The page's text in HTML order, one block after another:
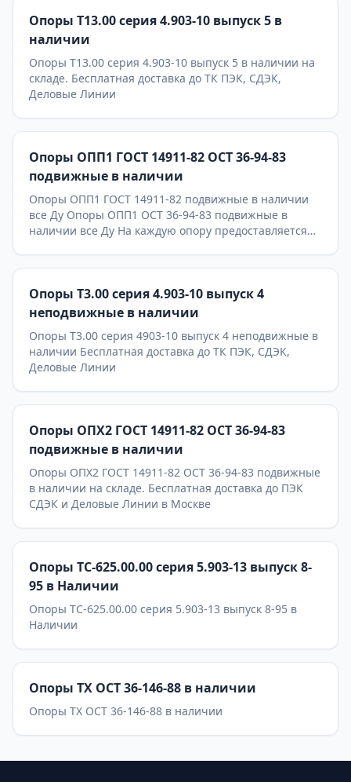
Опоры Т13.00 серия 4.903-10 выпуск 5 в
наличии
Опоры Т13.00 серия 4.903-10 выпуск 5 в наличии на
складе. Бесплатная доставка до ТК ПЭК, СДЭК,
Деловые Линии
Опоры ОПП1 ГОСТ 14911-82 ОСТ 36-94-83
подвижные в наличии
Опоры ОПП1 ГОСТ 14911-82 подвижные в наличии
все Ду Опоры ОПП1 ОСТ 36-94-83 подвижные в
наличии все Ду На каждую опору предоставляется
Линии. Главное конкурентное преимущество
Астронэнерго - в наличии опоры на складе!
Опоры Т3.00 серия 4.903-10 выпуск 4
неподвижные в наличии
Опоры Т3.00 серия 4903-10 выпуск 4 неподвижные в
наличии Бесплатная доставка до ТК ПЭК, СДЭК,
Деловые Линии
Опоры ОПХ2 ГОСТ 14911-82 ОСТ 36-94-83
подвижные в наличии
Опоры ОПХ2 ГОСТ 14911-82 ОСТ 36-94-83 подвижные
в наличии на складе. Бесплатная доставка до ПЭК
СДЭК и Деловые Линии в Москве
Опоры ТС-625.00.00 серия 5.903-13 выпуск 8-
95 в Наличии
Опоры ТС-625.00.00 серия 5.903-13 выпуск 8-95 в
Наличии
Опоры ТХ ОСТ 36-146-88 в наличии
Опоры ТХ ОСТ 36-146-88 в наличии